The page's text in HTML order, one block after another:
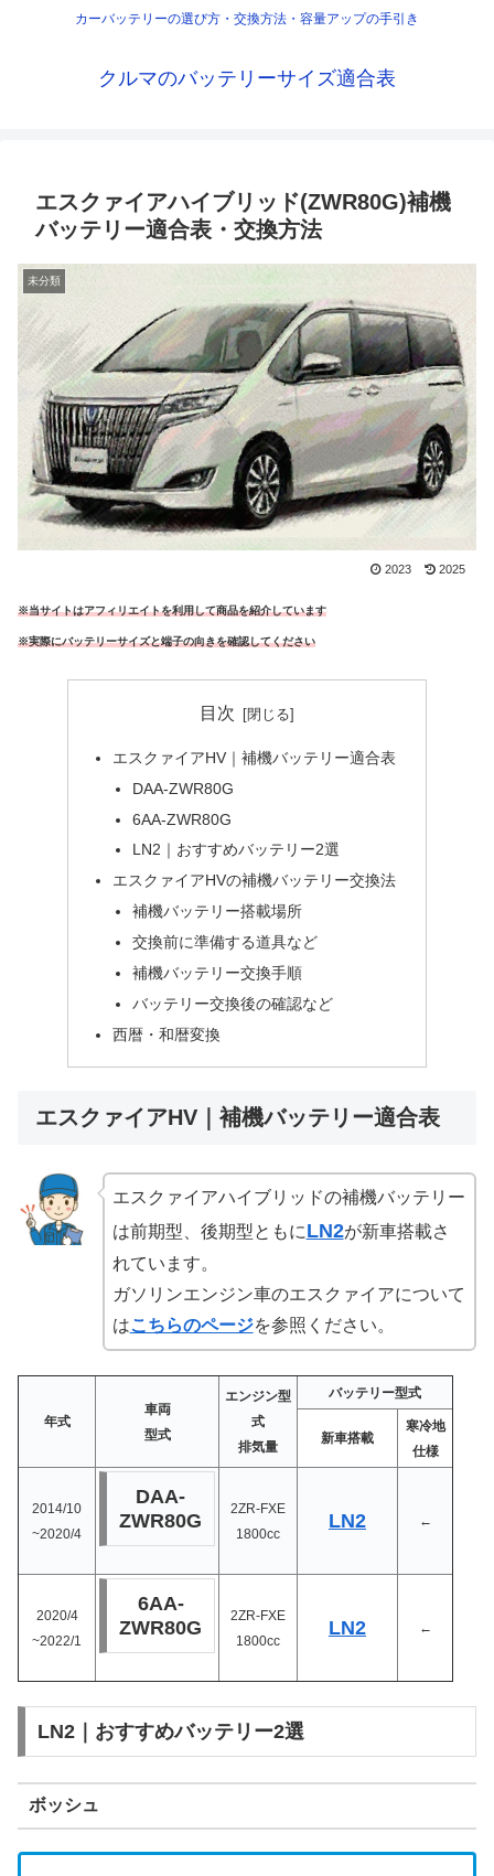
カーバッテリーの選び方・交換方法・容量アップの手引き
クルマのバッテリーサイズ適合表
エスクァイアハイブリッド(ZWR80G)補機
バッテリー適合表・交換方法
未分類
2023 2025
※当サイトはアフィリエイトを利用して商品を紹介しています
※実際にバッテリーサイズと端子の向きを確認してください
目次
エスクァイアHV｜補機バッテリー適合表
DAA-ZWR80G
6AA-ZWR80G
LN2｜おすすめバッテリー2選
エスクァイアHVの補機バッテリー交換法
補機バッテリー搭載場所
交換前に準備する道具など
補機バッテリー交換手順
バッテリー交換後の確認など
西暦・和暦変換
エスクァイアHV｜補機バッテリー適合表
エスクァイアハイブリッドの補機バッテリー
は前期型、後期型ともにLN2が新車搭載さ
れています。
ガソリンエンジン車のエスクァイアについて
はこちらのページを参照ください。
年式
車両
型式
エンジン型
式
排気量
バッテリー型式
新車搭載
寒冷地
仕様
2014/10
~2020/4
DAA-
ZWR80G
2ZR-FXE
1800cc
LN2 ←
2020/4
~2022/1
6AA-
ZWR80G
2ZR-FXE
1800cc
LN2 ←
LN2｜おすすめバッテリー2選
ボッシュ